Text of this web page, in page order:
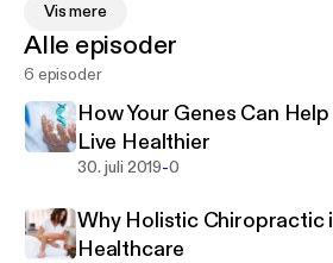
information on all the struggles
I an invite you to join me as we
relationships, and holistic health
enjoy the diverse guests that will
expertise into these issues. So
or tea and join me as we
Vis mere
Alle episoder
6 episoder
How Your Genes Can
Live Healthier
30. juli 2019-0
Why Holistic Chiropractic
Healthcare